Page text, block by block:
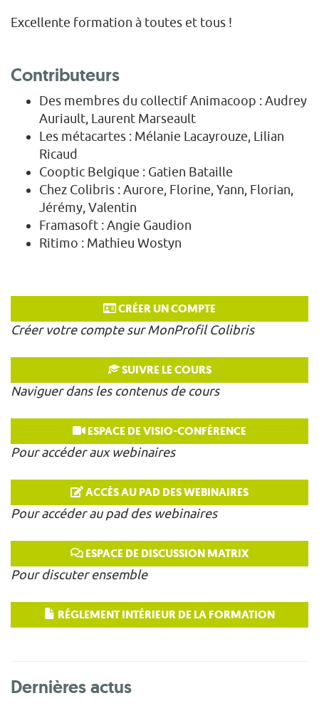
Excellente formation à toutes et tous !
Contributeurs
Des membres du collectif Animacoop : Audrey
Auriault, Laurent Marseault
Les métacartes : Mélanie Lacayrouze, Lilian
Ricaud
Cooptic Belgique : Gatien Bataille
Chez Colibris : Aurore, Florine, Yann, Florian,
Jérémy, Valentin
Framasoft : Angie Gaudion
Ritimo : Mathieu Wostyn
CRÉER UN COMPTE
Créer votre compte sur MonProfil Colibris
SUIVRE LE COURS
Naviguer dans les contenus de cours
ESPACE DE VISIO-CONFÉRENCE
Pour accéder aux webinaires
ACCÈS AU PAD DES WEBINAIRES
Pour accéder au pad des webinaires
ESPACE DE DISCUSSION MATRIX
Pour discuter ensemble
RÉGLEMENT INTÉRIEUR DE LA FORMATION
Dernières actus